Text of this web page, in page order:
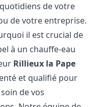
de votre
de votre entreprise.
il est crucial de
à un chauffe-eau
Rillieux la Pape
et qualifié pour
de vos